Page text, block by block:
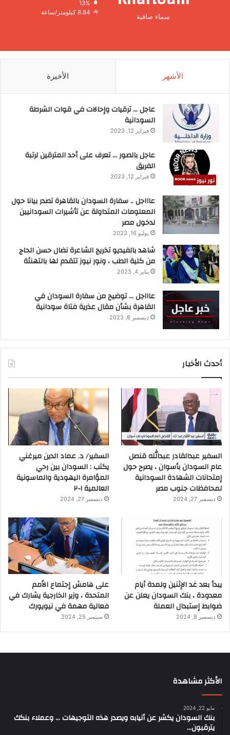
سماء صافية
13%
8.84 كيلومتر/ساعة
الأشهر الأخيرة
عاجل … ترقيات وإحالات في قوات الشرطة
السودانية
فبراير 12, 2023
عاجل بالصور … تعرف على أحد المترقين لرتبة
الفريق
فبراير 12, 2023
عاااجل .. سفارة السودان بالقاهرة تصدر بيانا حول
المعلومات المتداولة عن تأشيرات السودانيين
لدخول مصر
يوليو 16, 2023
شاهد بالفيديو تخريج الشاعرة نضال حسن الحاج
من كلية الطب ، ونور نيوز تتقدم لها بالتهنئة
يناير 4, 2023
عاااجل … توضيح من سفارة السودان في
القاهرة بشأن مقال عذرية فتاة سودانية
ديسمبر 8, 2023
أحدث الأخبار
السفير عبدالقادر عبدالله قنصل
عام السودان بأسوان ، يصرح حول
إمتحانات الشهادة السودانية
لمحافظات جنوب مصر
ديسمبر 27, 2024
السفير/ د. عماد الدين ميرغني
يكتب : السودان بين رحي
المؤامرة اليهودية والماسونية
العالمية ١-٢
ديسمبر 27, 2024
يبدأ بعد غد الإثنين ولمدة أيام
معدودة ، بنك السودان يعلن عن
ضوابط إستبدال العملة
ديسمبر 8, 2024
على هامش إجتماع الأمم
المتحدة ، وزير الخارجية يشارك في
فعالية مهمة في نيويورك
سبتمبر 25, 2024
الأكثر مشاهدة
مايو 22, 2024
بنك السودان يكشر عن أنيابه ويصدر هذه التوجيهات … وعملاء بنكك
يترقبون…